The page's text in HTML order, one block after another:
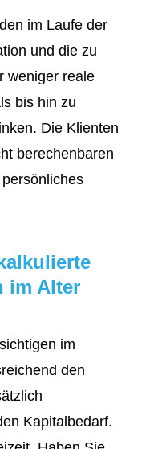
im Laufe der
und die zu
weniger reale
bis hin zu
Die Klienten
berechenbaren
im Alter
im
den
Kapitalbedarf.